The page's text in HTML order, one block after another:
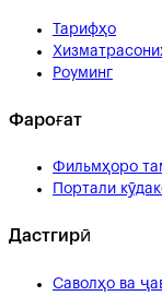
Тарифҳо
Роуминг
Фароғат
Фильмҳоро
Портали
Дастгирӣ
Саволҳо ва